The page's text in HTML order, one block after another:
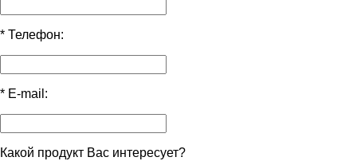
* Телефон:
* E-mail:
Какой продукт Вас интересует?